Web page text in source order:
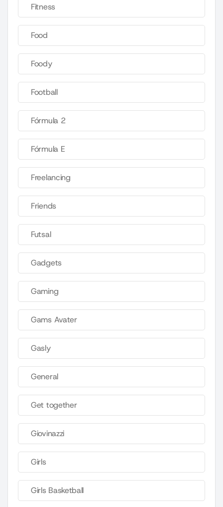
Fitness
Food
Foody
Football
Fórmula 2
Fórmula E
Freelancing
Friends
Futsal
Gadgets
Gaming
Gams Avater
Gasly
General
Get together
Giovinazzi
Girls
Girls Basketball